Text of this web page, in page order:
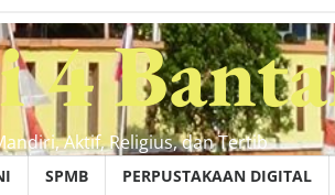
4
Aktif, Religius, dan Tertib
SPMB PERPUSTAKAAN DIGITAL